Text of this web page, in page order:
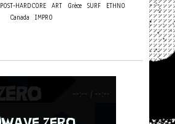
POST-HARDCORE ART Grèce SURF
ETHNO
Canada
IMPRO